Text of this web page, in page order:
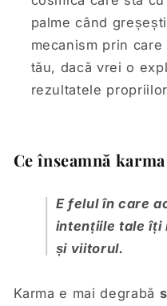
palme când
mecanism prin
tău, dacă vrei o
rezultatele
Ce înseamnă
E felul în care
intențiile tale îți
și viitorul.
Karma e mai degrabă